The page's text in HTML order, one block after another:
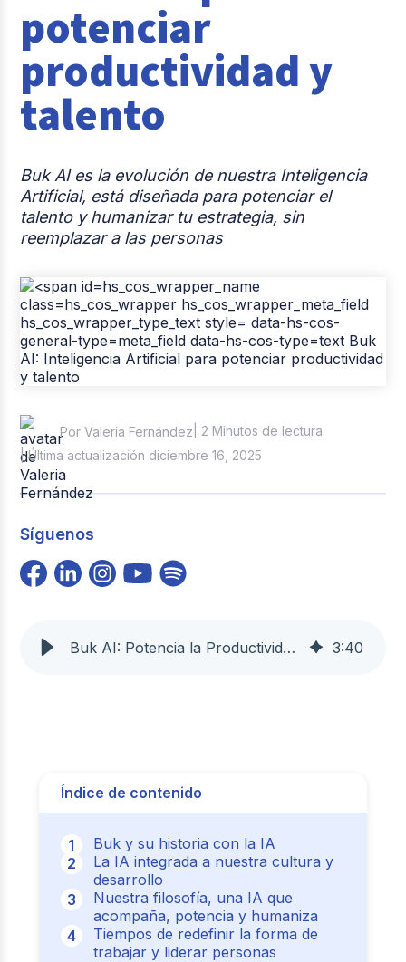
Casos de éxito
Tendencias y Data
Columna del Experto
Reclutamiento y Selección
potenciar
productividad y
talento
Buk AI es la evolución de nuestra Inteligencia
Artificial, está diseñada para potenciar el
talento y humanizar tu estrategia, sin
reemplazar a las personas
Por Valeria Fernández | 2 Minutos de lectura
| Última actualización diciembre 16, 2025
Síguenos
Buk AI: Potencia la Productividad y Talento con IA | Buk 3:40
Índice de contenido
Buk y su historia con la IA
La IA integrada a nuestra cultura y
desarrollo
Nuestra filosofía, una IA que
acompaña, potencia y humaniza
Tiempos de redefinir la forma de
trabajar y liderar personas